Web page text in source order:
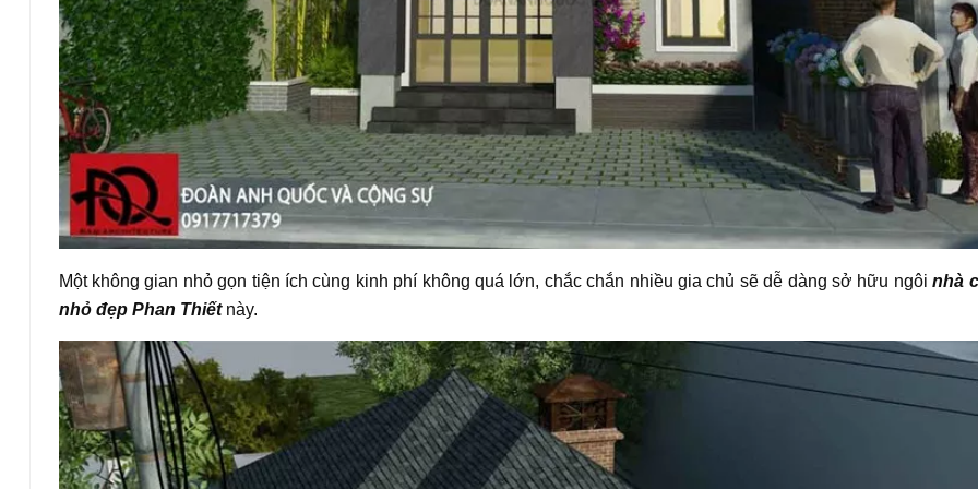
Một không gian nhỏ gọn tiện ích cùng kinh phí không quá lớn, chắc chắn nhiều gia chủ sẽ dễ dàng sở hữu ngôinhà
nhỏ đẹp Phan Thiết này.